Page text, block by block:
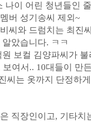
나이 어린 청년들인
버 성기송씨 제외~
씨와 드럼치는 최진
았습니다. ㅋㅋ
보컬 김양파씨가
보여서.. 10대들이 만
씨는 옷까지 단정하
직장인이고, 기타치